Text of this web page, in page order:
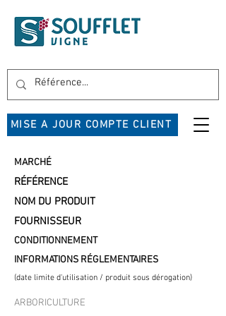
MISE A JOUR COMPTE CLIENT
MARCHÉ
RÉFÉRENCE
NOM DU PRODUIT
FOURNISSEUR
CONDITIONNEMENT
INFORMATIONS RÉGLEMENTAIRES
(date limite d'utilisation / produit sous dérogation)
ARBORICULTURE